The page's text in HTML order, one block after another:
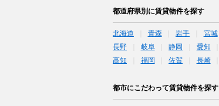
都道府県別に賃貸物件を探す
北海道 青森 岩手 宮城
長野
岐阜 静岡 愛知
高知
福岡 佐賀 長崎
都市にこだわって賃貸物件を探す